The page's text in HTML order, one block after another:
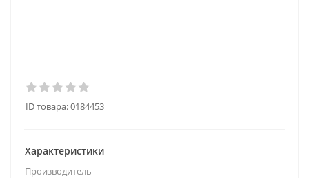
ID товара:0184453
Характеристики
Производитель